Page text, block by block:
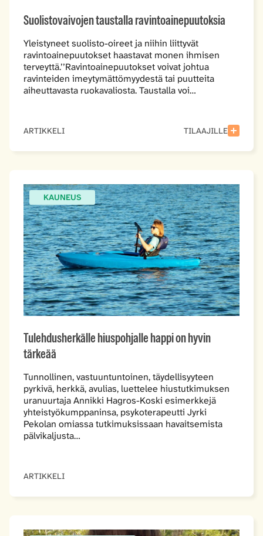
Suolistovaivojen taustalla ravintoainepuutoksia
Yleistyneet suolisto-oireet ja niihin liittyvät
ravintoainepuutokset haastavat monen ihmisen
terveyttä.’’Ravintoainepuutokset voivat johtua
ravinteiden imeytymättömyydestä tai puutteita
aiheuttavasta ruokavaliosta. Taustalla voi…
ARTIKKELI TILAAJILLE
KAUNEUS
Tulehdusherkälle hiuspohjalle happi on hyvin
tärkeää
Tunnollinen, vastuuntuntoinen, täydellisyyteen
pyrkivä, herkkä, avulias, luettelee hiustutkimuksen
uranuurtaja Annikki Hagros-Koski esimerkkejä
yhteistyökumppaninsa, psykoterapeutti Jyrki
Pekolan omiassa tutkimuksissaan havaitsemista
pälvikaljusta…
ARTIKKELI